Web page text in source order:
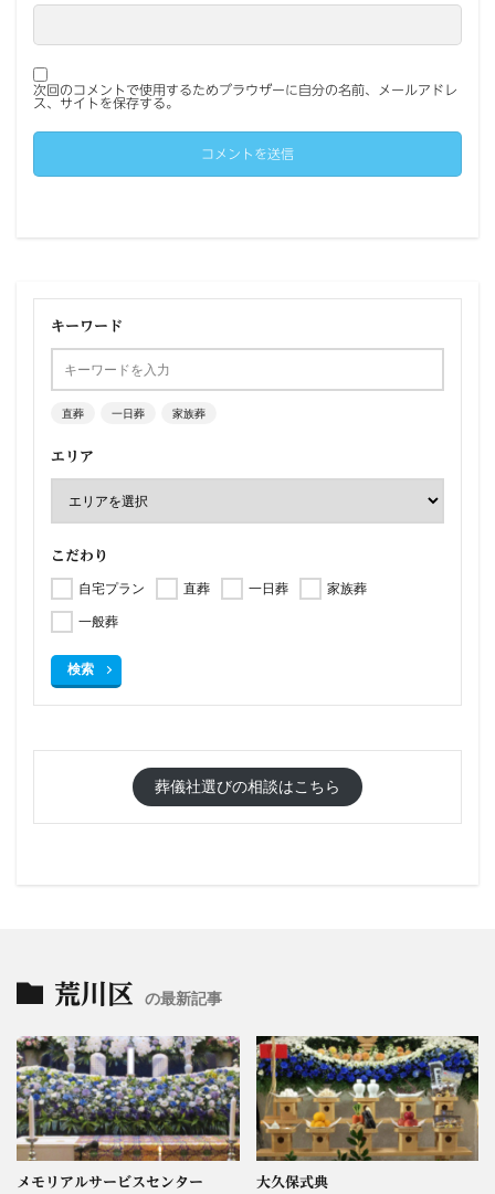
次回のコメントで使用するためブラウザーに自分の名前、メールアドレ
ス、サイトを保存する。
キーワード
直葬 一日葬 家族葬
エリア
こだわり
自宅プラン 直葬 一日葬
家族葬
一般葬
検索
葬儀社選びの相談はこちら
荒川区 の最新記事
メモリアルサービスセンター 大久保式典